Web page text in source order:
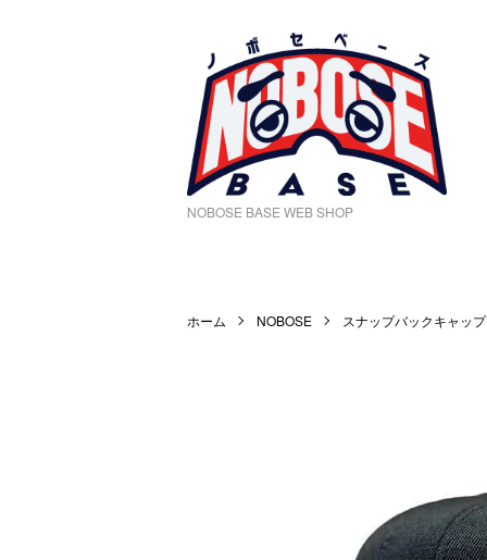
NOBOSE BASE WEB SHOP
ホーム NOBOSE スナップバックキャップ